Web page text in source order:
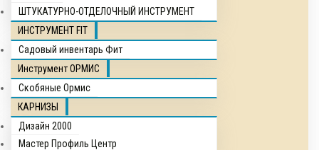
ШТУКАТУРНО-ОТДЕЛОЧНЫЙ ИНСТРУМЕНТ
ИНСТРУМЕНТ FIT
Садовый инвентарь Фит
Инструмент ОРМИС
Скобяные Ормис
КАРНИЗЫ
Дизайн 2000
Мастер Профиль Центр